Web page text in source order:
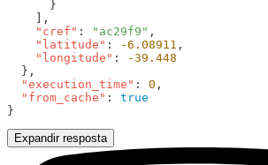
    "cref"
: "ac29f9"
    "latitude"
: -6.08911
    "longitude"
:
  "execution_time"
: 0
  "from_cache"
:
Expandir resposta